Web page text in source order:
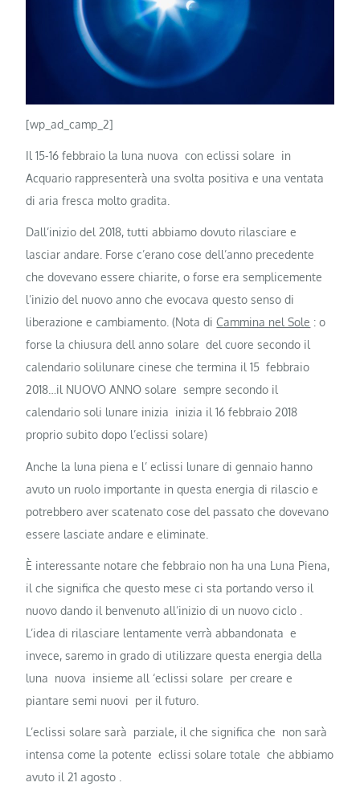
[wp_ad_camp_2]
Il 15-16 febbraio la luna nuova con eclissi solare in
Acquario rappresenterà una svolta positiva e una ventata
di aria fresca molto gradita.
Dall’inizio del 2018, tutti abbiamo dovuto rilasciare e
lasciar andare. Forse c’erano cose dell’anno precedente
che dovevano essere chiarite, o forse era semplicemente
l’inizio del nuovo anno che evocava questo senso di
liberazione e cambiamento. (Nota diCammina nel Sole : o
forse la chiusura dell anno solare del cuore secondo il
calendario solilunare cinese che termina il 15 febbraio
2018…il NUOVO ANNO solare sempre secondo il
calendario soli lunare inizia inizia il 16 febbraio 2018
proprio subito dopo l’eclissi solare)
Anche la luna piena e l’ eclissi lunare di gennaio hanno
avuto un ruolo importante in questa energia di rilascio e
potrebbero aver scatenato cose del passato che dovevano
essere lasciate andare e eliminate.
È interessante notare che febbraio non ha una Luna Piena,
il che significa che questo mese ci sta portando verso il
nuovo dando il benvenuto all’inizio di un nuovo ciclo .
L’idea di rilasciare lentamente verrà abbandonata e
invece, saremo in grado di utilizzare questa energia della
luna nuova insieme all ‘eclissi solare per creare e
piantare semi nuovi per il futuro.
L’eclissi solare sarà parziale, il che significa che non sarà
intensa come la potente eclissi solare totale che abbiamo
avuto il 21 agosto .